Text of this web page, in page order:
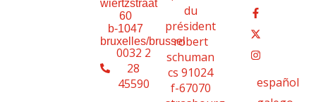
wiertzstraat
60
b-1047
bruxelles/brussel
0032 2
28
45590
du
président
robert
schuman
cs 91024
f-67070
español